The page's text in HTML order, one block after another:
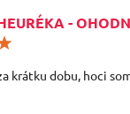
-
5
krátku dobu, hoci